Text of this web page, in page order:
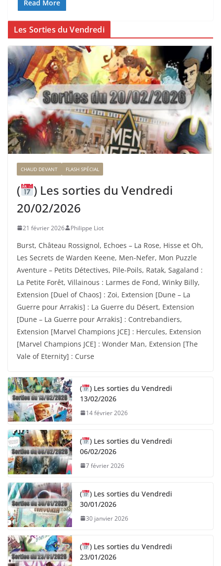
Read More
Les Sorties du Vendredi
CHAUD DEVANT FLASH SPÉCIAL
(
) Les sorties du Vendredi
20/02/2026
21 février 2026 Philippe Liot
Burst, Château Rossignol, Echoes – La Rose, Hisse et Oh,
Les Secrets de Warden Keene, Men-Nefer, Mon Puzzle
Aventure – Petits Détectives, Pile-Poils, Ratak, Sagaland :
La Petite Forêt, Villainous : Larmes de Fond, Winky Billy,
Extension [Duel of Chaos] : Zoi, Extension [Dune – La
Guerre pour Arrakis] : La Guerre du Désert, Extension
[Dune – La Guerre pour Arrakis] : Contrebandiers,
Extension [Marvel Champions JCE] : Hercules, Extension
[Marvel Champions JCE] : Wonder Man, Extension [The
Vale of Eternity] : Curse
(
) Les sorties du Vendredi
13/02/2026
14 février 2026
(
) Les sorties du Vendredi
06/02/2026
7 février 2026
(
) Les sorties du Vendredi
30/01/2026
30 janvier 2026
(
) Les sorties du Vendredi
23/01/2026